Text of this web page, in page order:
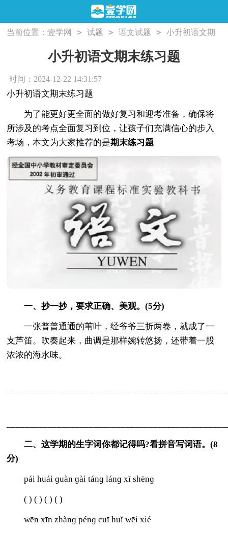
当前位置：壹学网 > 试题 > 语文试题 >
小升初语文期
小升初语文期末练习题
时间：2024-12-22 14:31:57
小升初语文期末练习题
为了能更好更全面的做好复习和迎考准备，确保将
所涉及的考点全面复习到位，让孩子们充满信心的步入
考场，本文为大家推荐的是期末练习题
一、抄一抄，要求正确、美观。(5分)
一张普普通通的苇叶，经爷爷三折两卷，就成了一
支芦笛。吹奏起来，曲调是那样婉转悠扬，还带着一股
浓浓的海水味。
二、这学期的生字词你都记得吗?看拼音写词语。(8
分)
pái huái ɡuàn ɡài tánɡ lánɡ xī shēnɡ
( ) ( ) ( ) ( )
wēn xīn zhànɡ pénɡ cuī huǐ wēi xié